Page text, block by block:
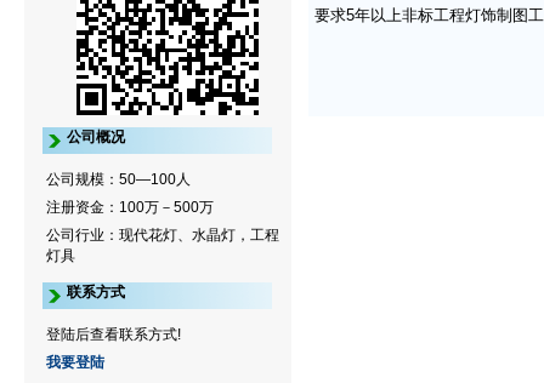
公司概况
公司规模：50—100人
注册资金：100万－500万
公司行业：现代花灯、水晶灯，工程
灯具
联系方式
登陆后查看联系方式!
我要登陆
要求5年以上非标工程灯饰制图